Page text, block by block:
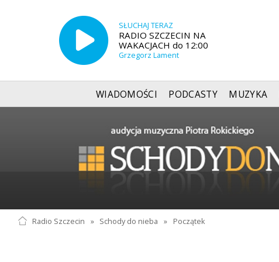
SŁUCHAJ TERAZ
RADIO SZCZECIN NA
WAKACJACH do 12:00
Grzegorz Lament
WIADOMOŚCI PODCASTY MUZYKA
Radio Szczecin » Schody do nieba » Początek